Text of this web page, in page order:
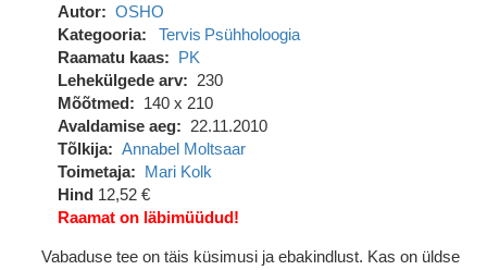
Autor
OSHO
Kategooria
Tervis Psühholoogia
Raamatu kaas
PK
Lehekülgede arv
230
Mõõtmed
140 x 210
Avaldamise aeg
22.11.2010
Tõlkija
Annabel Moltsaar
Toimetaja
Mari Kolk
Hind 12,52 €
Raamat on läbimüüdud!
Vabaduse tee on täis küsimusi ja ebakindlust. Kas on üldse